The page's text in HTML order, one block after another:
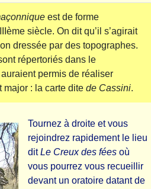
est de forme
siècle. On dit qu’il s’agirait
dressée par des topographes.
répertoriés dans le
permis de réaliser
major : la carte dite de Cassini.
Tournez à droite et vous
rejoindrez rapidement le lieu
ditLe Creux des fées où
vous pourrez vous recueillir
devant un oratoire datant de